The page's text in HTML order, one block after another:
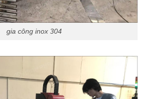
gia công inox 304